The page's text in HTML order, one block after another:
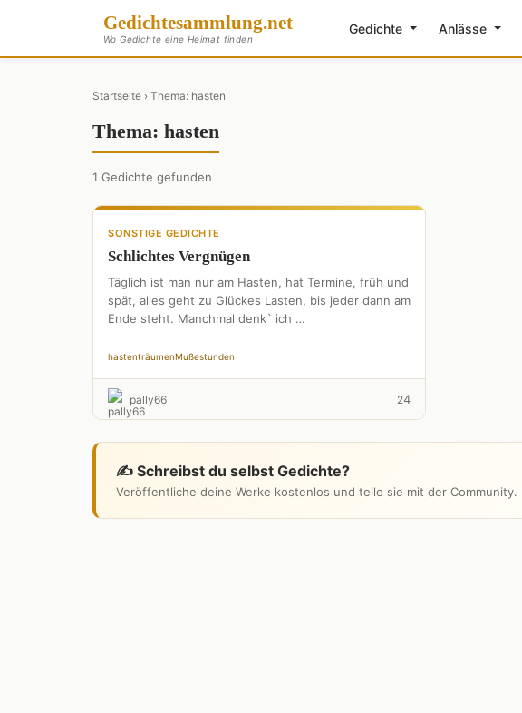
Gedichtesammlung.net
Wo Gedichte eine Heimat finden
Gedichte Anlässe
Startseite › Thema: hasten
Thema: hasten
1 Gedichte gefunden
SONSTIGE GEDICHTE
Schlichtes Vergnügen
Täglich ist man nur am Hasten, hat Termine, früh und
spät, alles geht zu Glückes Lasten, bis jeder dann am
Ende steht. Manchmal denk` ich …
hastenträumenMußestunden
pally66 24
✍️ Schreibst du selbst Gedichte?
Veröffentliche deine Werke kostenlos und teile sie mit der Community.